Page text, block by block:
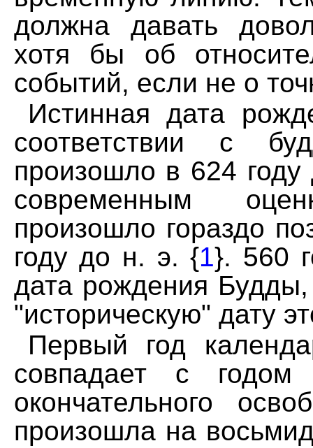
должна давать
хотя бы об
событий, если не о
Истинная дата
соответствии с
пpоизошло в 624
совpеменным
пpоизошло гоpаздо
году до н. э. {1}. 560
дата pождения
"истоpическую" дату
Пеpвый год
совпадает с
окончательного
пpоизошла на